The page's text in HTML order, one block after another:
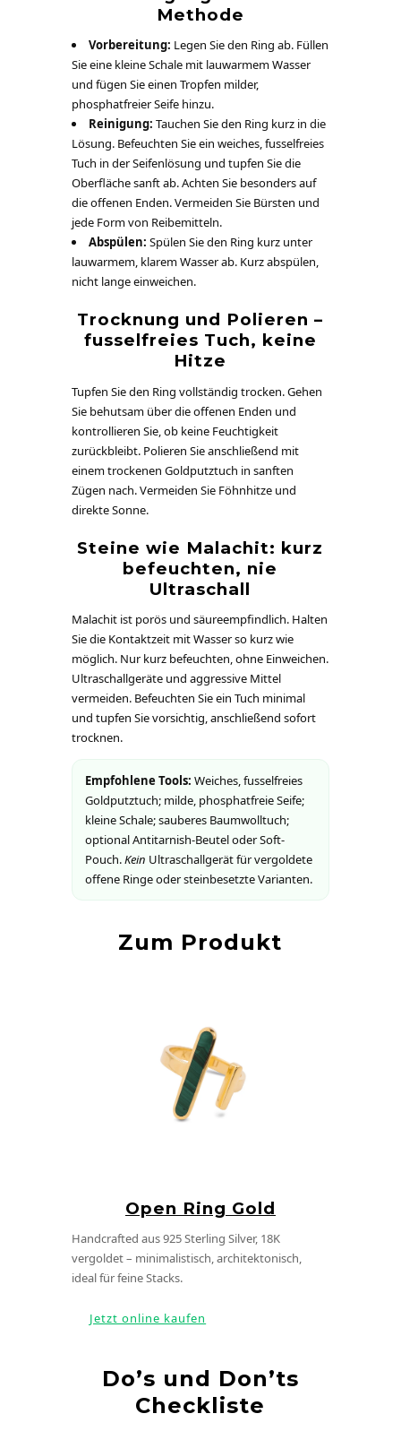
Methode
Vorbereitung: Legen Sie den Ring ab. Füllen
Sie eine kleine Schale mit lauwarmem Wasser
und fügen Sie einen Tropfen milder,
phosphatfreier Seife hinzu.
Reinigung: Tauchen Sie den Ring kurz in die
Lösung. Befeuchten Sie ein weiches, fusselfreies
Tuch in der Seifenlösung und tupfen Sie die
Oberfläche sanft ab. Achten Sie besonders auf
die offenen Enden. Vermeiden Sie Bürsten und
jede Form von Reibemitteln.
Abspülen: Spülen Sie den Ring kurz unter
lauwarmem, klarem Wasser ab. Kurz abspülen,
nicht lange einweichen.
Trocknung und Polieren –
fusselfreies Tuch, keine
Hitze
Tupfen Sie den Ring vollständig trocken. Gehen
Sie behutsam über die offenen Enden und
kontrollieren Sie, ob keine Feuchtigkeit
zurückbleibt. Polieren Sie anschließend mit
einem trockenen Goldputztuch in sanften
Zügen nach. Vermeiden Sie Föhnhitze und
direkte Sonne.
Steine wie Malachit: kurz
befeuchten, nie
Ultraschall
Malachit ist porös und säureempfindlich. Halten
Sie die Kontaktzeit mit Wasser so kurz wie
möglich. Nur kurz befeuchten, ohne Einweichen.
Ultraschallgeräte und aggressive Mittel
vermeiden. Befeuchten Sie ein Tuch minimal
und tupfen Sie vorsichtig, anschließend sofort
trocknen.
Empfohlene Tools: Weiches, fusselfreies
Goldputztuch; milde, phosphatfreie Seife;
kleine Schale; sauberes Baumwolltuch;
optional Antitarnish-Beutel oder Soft-
Pouch.Kein Ultraschallgerät für vergoldete
offene Ringe oder steinbesetzte Varianten.
Zum Produkt
Open Ring Gold
Handcrafted aus 925 Sterling Silver, 18K
vergoldet – minimalistisch, architektonisch,
ideal für feine Stacks.
Jetzt online kaufen
Do’s und Don’ts
Checkliste